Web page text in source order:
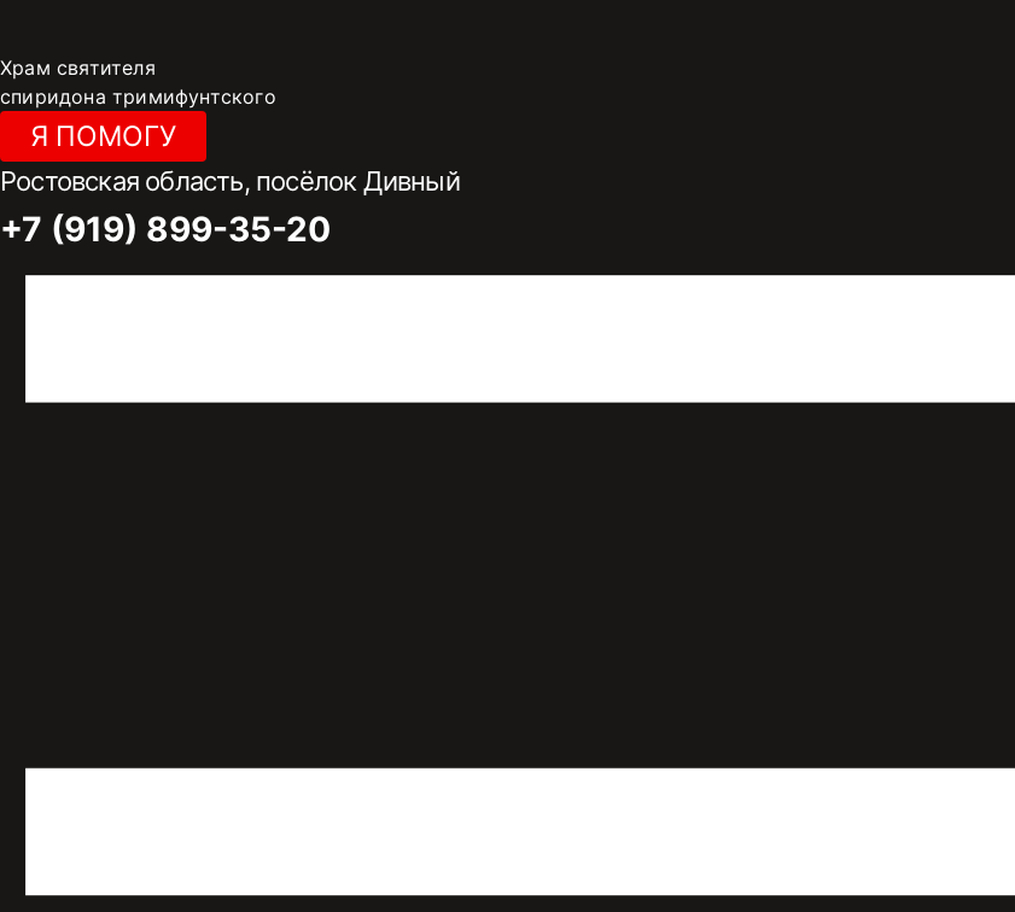
содержимому
Храм святителя
спиридона тримифунтского
Я ПОМОГУ
Ростовская область, посёлок Дивный
+7 (919) 899-35-20